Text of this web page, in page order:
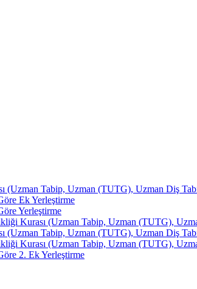
(Uzman Tabip, Uzman (TUTG), Uzman Diş
Ek Yerleştirme
Yerleştirme
Kurası (Uzman Tabip, Uzman (TUTG),
(Uzman Tabip, Uzman (TUTG), Uzman Diş
Kurası (Uzman Tabip, Uzman (TUTG),
2. Ek Yerleştirme